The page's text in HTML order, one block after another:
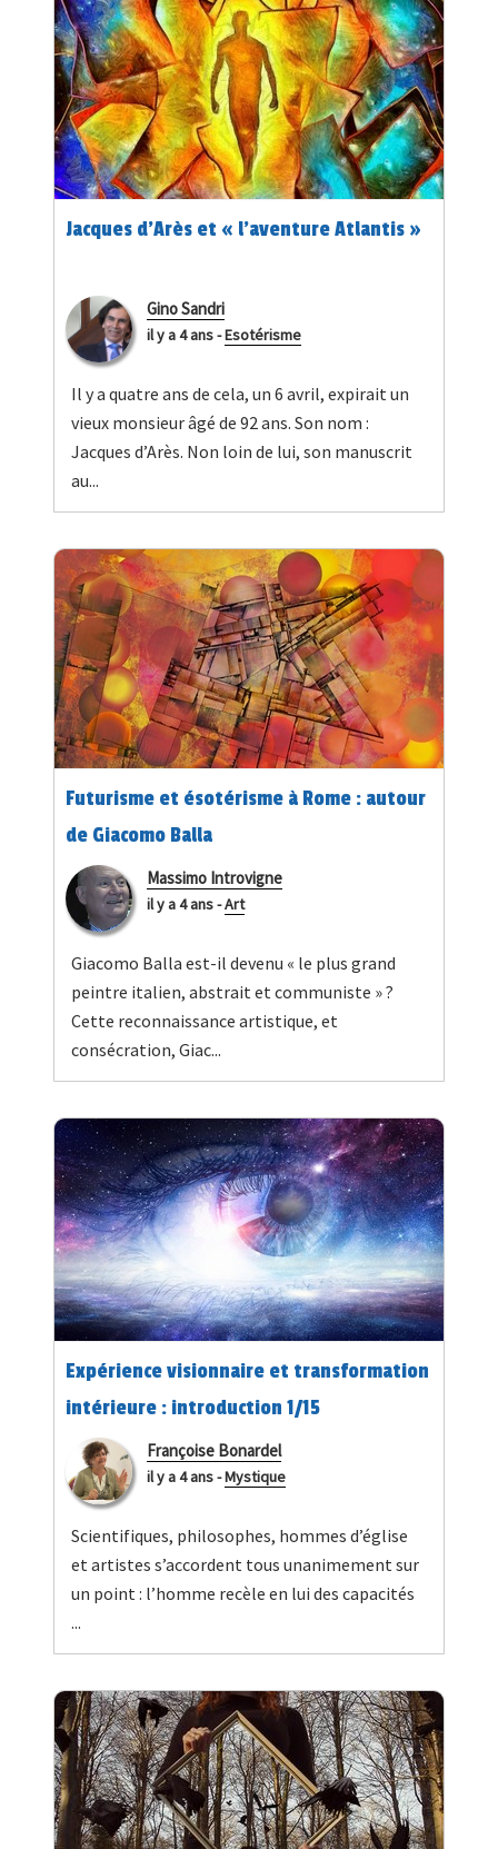
Jacques d'Arès et « l’aventure Atlantis »
Gino Sandri
il y a 4 ans-Esotérisme
Il y a quatre ans de cela, un 6 avril, expirait un
vieux monsieur âgé de 92 ans. Son nom :
Jacques d’Arès. Non loin de lui, son manuscrit
au...
Futurisme et ésotérisme à Rome : autour
de Giacomo Balla
Massimo Introvigne
il y a 4 ans-Art
Giacomo Balla est-il devenu « le plus grand
peintre italien, abstrait et communiste » ?
Cette reconnaissance artistique, et
consécration, Giac...
Expérience visionnaire et transformation
intérieure : introduction 1/15
Françoise Bonardel
il y a 4 ans-Mystique
Scientifiques, philosophes, hommes d’église
et artistes s’accordent tous unanimement sur
un point : l’homme recèle en lui des capacités
...